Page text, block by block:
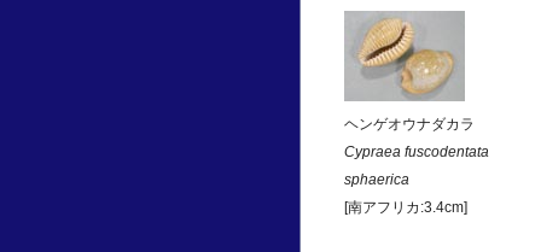
ヘンゲオウナダカラ
Cypraea fuscodentata
sphaerica
[南アフリカ:3.4cm]